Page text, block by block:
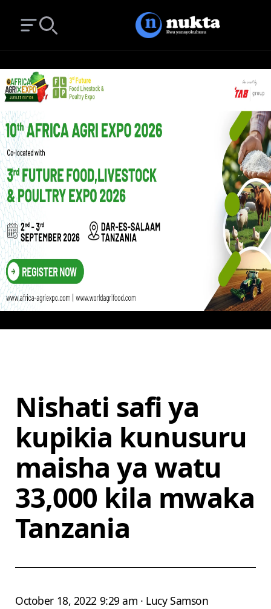
Open main menu
Nishati safi ya
kupikia kunusuru
maisha ya watu
33,000 kila mwaka
Tanzania
October 18, 2022 9:29 am · Lucy Samson